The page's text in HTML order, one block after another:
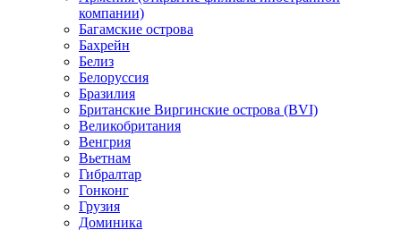
компании)
Багамские острова
Бахрейн
Белиз
Белоруссия
Бразилия
Британские Виргинские острова (BVI)
Великобритания
Венгрия
Вьетнам
Гибралтар
Гонконг
Грузия
Доминика